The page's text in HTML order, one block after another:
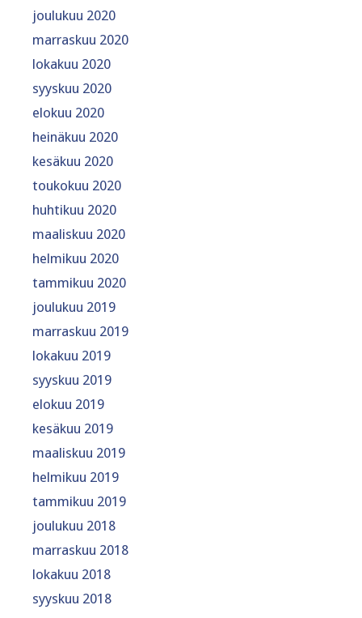
joulukuu 2020
marraskuu 2020
lokakuu 2020
syyskuu 2020
elokuu 2020
heinäkuu 2020
kesäkuu 2020
toukokuu 2020
huhtikuu 2020
maaliskuu 2020
helmikuu 2020
tammikuu 2020
joulukuu 2019
marraskuu 2019
lokakuu 2019
syyskuu 2019
elokuu 2019
kesäkuu 2019
maaliskuu 2019
helmikuu 2019
tammikuu 2019
joulukuu 2018
marraskuu 2018
lokakuu 2018
syyskuu 2018